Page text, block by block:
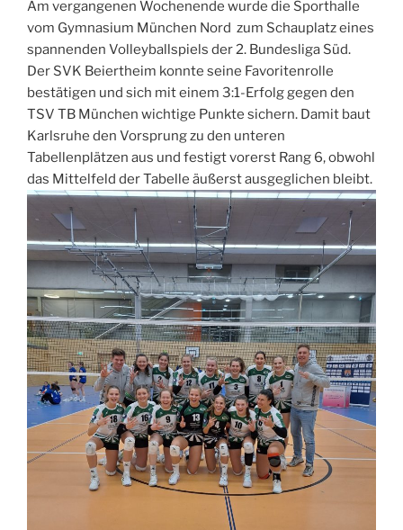
Am vergangenen Wochenende wurde die Sporthalle
vom Gymnasium München Nord zum Schauplatz eines
spannenden Volleyballspiels der 2. Bundesliga Süd.
Der SVK Beiertheim konnte seine Favoritenrolle
bestätigen und sich mit einem 3:1-Erfolg gegen den
TSV TB München wichtige Punkte sichern. Damit baut
Karlsruhe den Vorsprung zu den unteren
Tabellenplätzen aus und festigt vorerst Rang 6, obwohl
das Mittelfeld der Tabelle äußerst ausgeglichen bleibt.